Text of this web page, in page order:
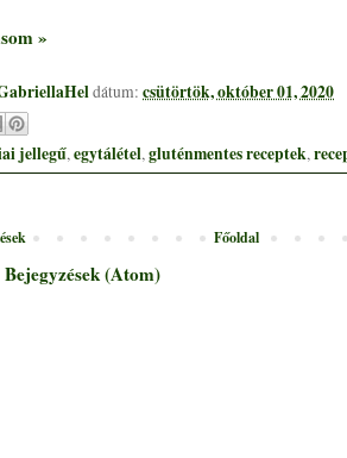
»
dátum: csütörtök, október 01, 2020
jellegű,egytálétel,gluténmentes receptek,
Főoldal
Bejegyzések (Atom)